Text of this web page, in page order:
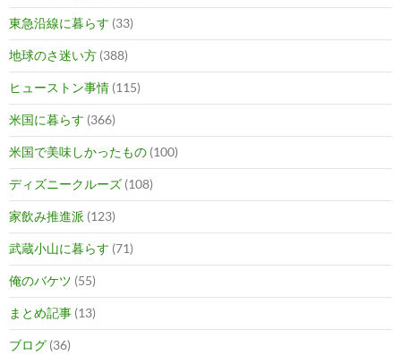
東急沿線に暮らす (33)
地球のさ迷い方 (388)
ヒューストン事情 (115)
米国に暮らす (366)
米国で美味しかったもの (100)
ディズニークルーズ (108)
家飲み推進派 (123)
武蔵小山に暮らす (71)
俺のバケツ (55)
まとめ記事 (13)
ブログ (36)